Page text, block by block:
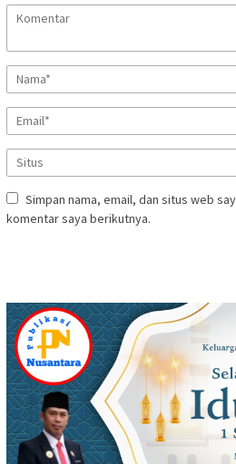
Simpan nama, email, dan situs web
komentar saya berikutnya.